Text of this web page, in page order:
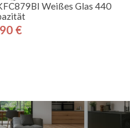
Weißes Glas 440
€